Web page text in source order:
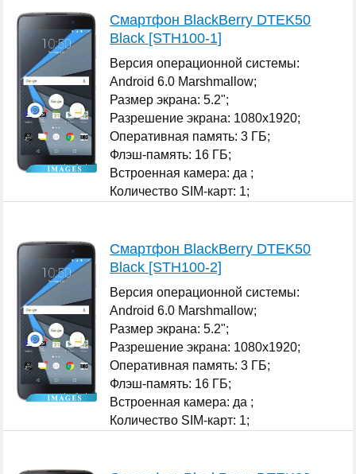
Смартфон BlackBerry DTEK50
Black [STH100-1]
Версия операционной системы:
Android 6.0 Marshmallow;
Размер экрана: 5.2";
Разрешение экрана: 1080x1920;
Оперативная память: 3 ГБ;
Флэш-память: 16 ГБ;
Встроенная камера: да ;
Количество SIM-карт: 1;
Смартфон BlackBerry DTEK50
Black [STH100-2]
Версия операционной системы:
Android 6.0 Marshmallow;
Размер экрана: 5.2";
Разрешение экрана: 1080x1920;
Оперативная память: 3 ГБ;
Флэш-память: 16 ГБ;
Встроенная камера: да ;
Количество SIM-карт: 1;